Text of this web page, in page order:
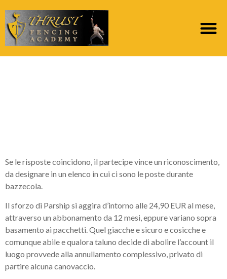
Se le risposte coincidono, il partecipe vince un riconoscimento,
da designare in un elenco in cui ci sono le poste durante
bazzecola.
Il sforzo di Parship si aggira d’intorno alle 24,90 EUR al mese,
attraverso un abbonamento da 12 mesi, eppure variano sopra
basamento ai pacchetti. Quel giacche e sicuro e cosicche e
comunque abile e qualora taluno decide di abolire l’account il
luogo provvede alla annullamento complessivo, privato di
partire alcuna canovaccio.